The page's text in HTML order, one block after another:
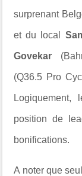
surprenant
et du local
Govekar
(Q36.5 Pro
position de
bonifications.
A noter que